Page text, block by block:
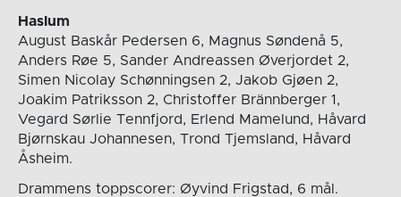
Haslum
August Baskår Pedersen 6, Magnus Søndenå 5,
Anders Røe 5, Sander Andreassen Øverjordet 2,
Simen Nicolay Schønningsen 2, Jakob Gjøen 2,
Joakim Patriksson 2, Christoffer Brännberger 1,
Vegard Sørlie Tennfjord, Erlend Mamelund, Håvard
Bjørnskau Johannesen, Trond Tjemsland, Håvard
Åsheim.
Drammens toppscorer: Øyvind Frigstad, 6 mål.